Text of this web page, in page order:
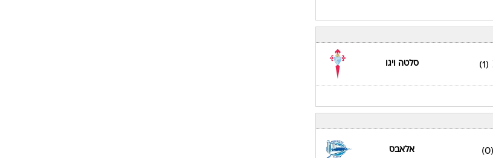
(1) סלטה ויגו
(0) אלאבס